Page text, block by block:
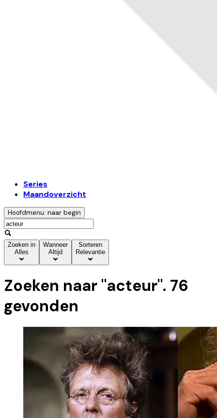
Series
Maandoverzicht
Hoofdmenu: naar begin
Zoeken in
Alles
Wanneer
Altijd
Sorteren
Relevantie
Zoeken naar "acteur". 76
gevonden